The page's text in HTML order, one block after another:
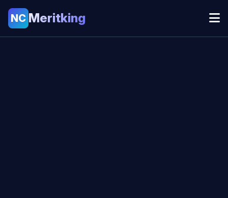
NC Meritking